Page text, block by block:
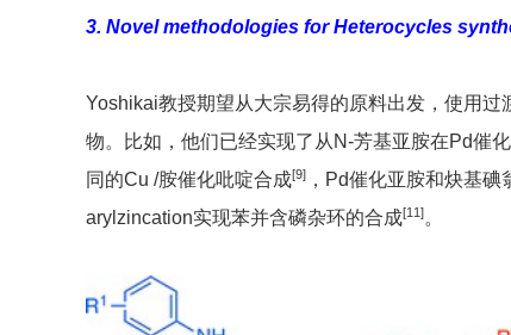
3. Novel methodologies for Heterocycles
Yoshikai教授期望从大宗易得的原料出发，使用
物。比如，他们已经实现了从N-芳基亚胺在Pd催
同的Cu /胺催化吡啶合成[9] ，Pd催化亚胺和炔基
arylzincation实现苯并含磷杂环的合成[11]。